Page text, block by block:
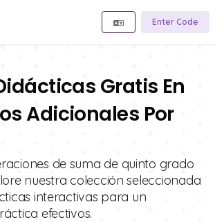
Enter Code
Gratis En
Adicionales Por
de suma de quinto grado
nuestra colección seleccionada
interactivas para un
efectivos.